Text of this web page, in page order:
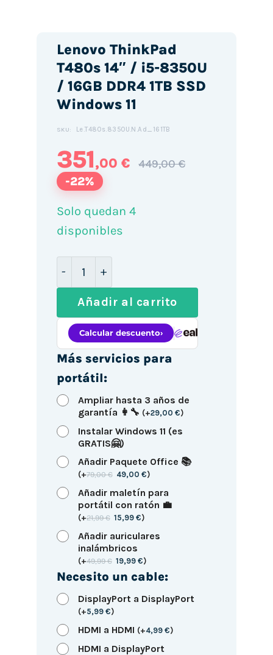
Lenovo ThinkPad
T480s 14″ / i5-8350U
/ 16GB DDR4 1TB SSD
Windows 11
SKU: Le.T480s.8350U.N.Ad_161TB
351,00 € 449,00 €
-22%
Solo quedan 4
disponibles
Añadir al carrito
Más servicios para
portátil:
Ampliar hasta 3 años de
garantía 👩‍🔧 (+29,00 €)
Instalar Windows 11 (es
GRATIS🤗)
Añadir Paquete Office 📚
(+79,00€ 49,00€)
Añadir maletín para
portátil con ratón 💼
(+21,99€ 15,99€)
Añadir auriculares
inalámbricos
(+49,99€ 19,99€)
Necesito un cable:
DisplayPort a DisplayPort
(+5,99 €)
HDMI a HDMI (+4,99 €)
HDMI a DisplayPort